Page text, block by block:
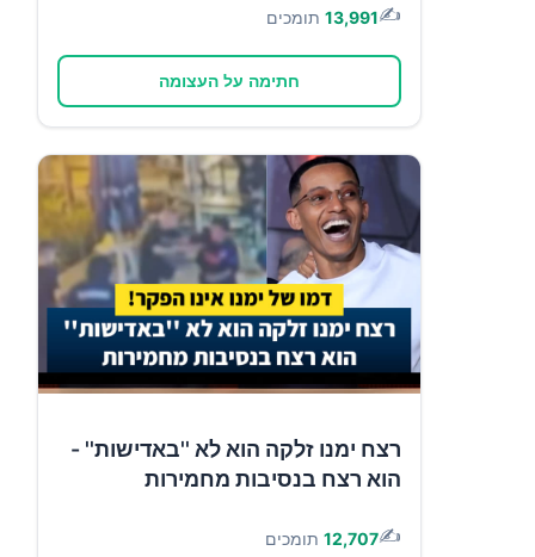
✍️
13,991 תומכים
חתימה על העצומה
רצח ימנו זלקה הוא לא ''באדישות'' -
הוא רצח בנסיבות מחמירות
✍️
12,707 תומכים